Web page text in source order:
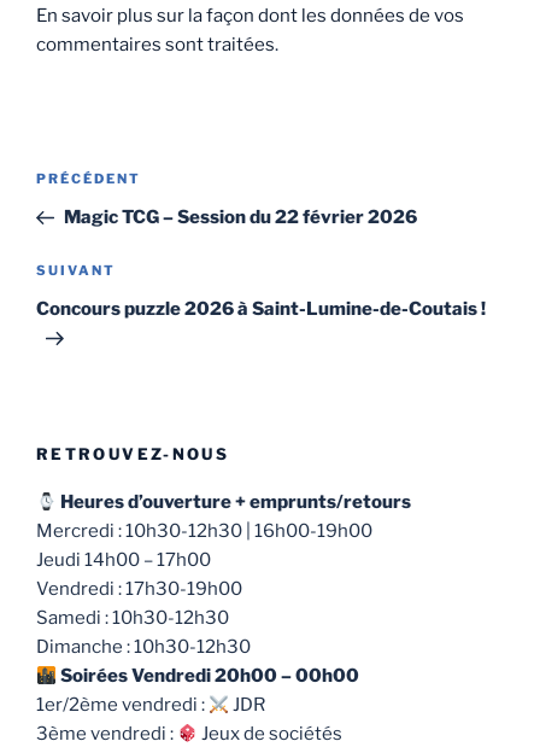
En savoir plus sur la façon dont les données de vos
commentaires sont traitées.
Navigation
l’article
Article
précédent
PRÉCÉDENT
Magic TCG – Session du 22 février 2026
Article
suivant
SUIVANT
Concours puzzle 2026 à Saint-Lumine-de-Coutais !
RETROUVEZ-NOUS
Heures d’ouverture + emprunts/retours
Mercredi : 10h30-12h30 | 16h00-19h00
Jeudi 14h00 – 17h00
Vendredi : 17h30-19h00
Samedi : 10h30-12h30
Dimanche : 10h30-12h30
Soirées Vendredi 20h00 – 00h00
1er/2ème vendredi :
JDR
3ème vendredi :
Jeux de sociétés